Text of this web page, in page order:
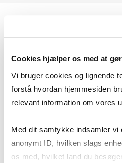
Cookies hjælper os med at
Vi bruger cookies og lignende
forstå hvordan hjemmesiden
relevant information om vores
Med dit samtykke indsamler vi
anonymt ID, hvilken slags
os med, hvilket land du
Geopolitik og
navigerer man som